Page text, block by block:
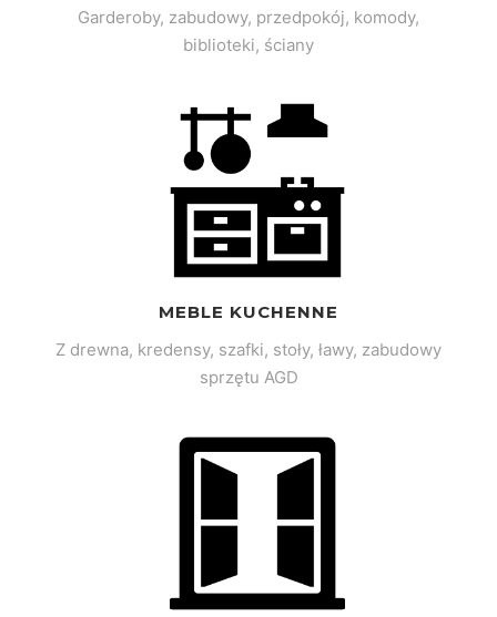
Garderoby, zabudowy, przedpokój, komody,
biblioteki, ściany
MEBLE KUCHENNE
Z drewna, kredensy, szafki, stoły, ławy, zabudowy
sprzętu AGD